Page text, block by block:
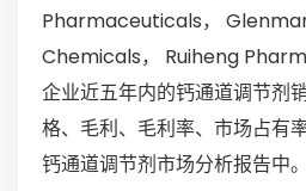
Pharmaceuticals，
Chemicals， Ruiheng
企业近五年内的钙通道调节剂
格、毛利、毛利率、市场占有
钙通道调节剂市场分析报告中。